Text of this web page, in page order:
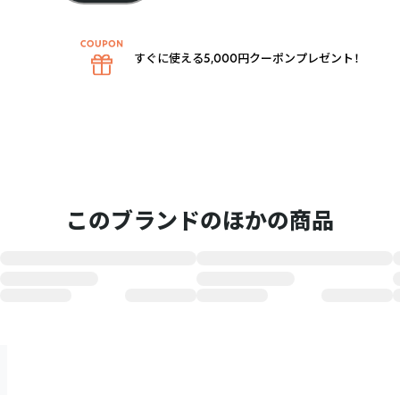
このブランドのほかの商品
すぐに使える5,000円クーポンプレゼント！